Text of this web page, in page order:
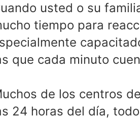
usted o su
tiempo para
que cada minuto
de los centros
24 horas del día,